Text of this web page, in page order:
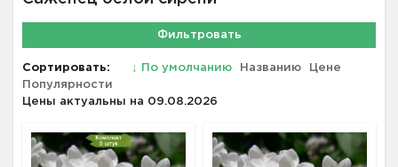
Фильтровать
Сортировать: ↓ По умолчанию Названию
Цене
Популярности
Цены актуальны на 09.08.2026